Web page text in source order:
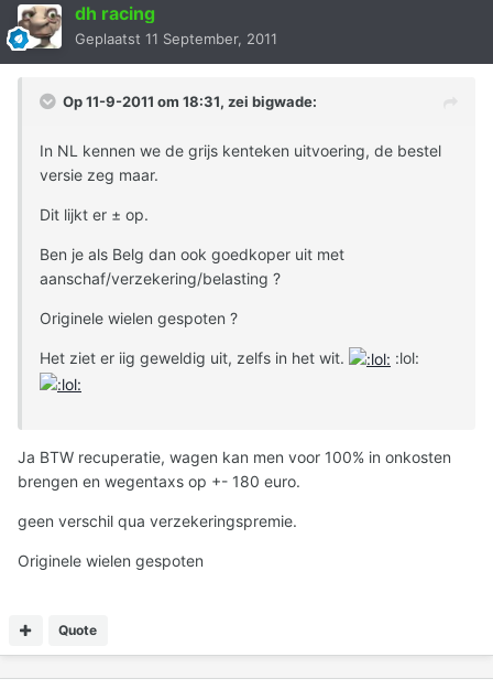
dh racing
Geplaatst 11 September, 2011
Op 11-9-2011 om 18:31, zei bigwade:
In NL kennen we de grijs kenteken uitvoering, de bestel
versie zeg maar.
Dit lijkt er ± op.
Ben je als Belg dan ook goedkoper uit met
aanschaf/verzekering/belasting ?
Originele wielen gespoten ?
Het ziet er iig geweldig uit, zelfs in het wit. :lol:
Ja BTW recuperatie, wagen kan men voor 100% in onkosten
brengen en wegentaxs op +- 180 euro.
geen verschil qua verzekeringspremie.
Originele wielen gespoten
Quote